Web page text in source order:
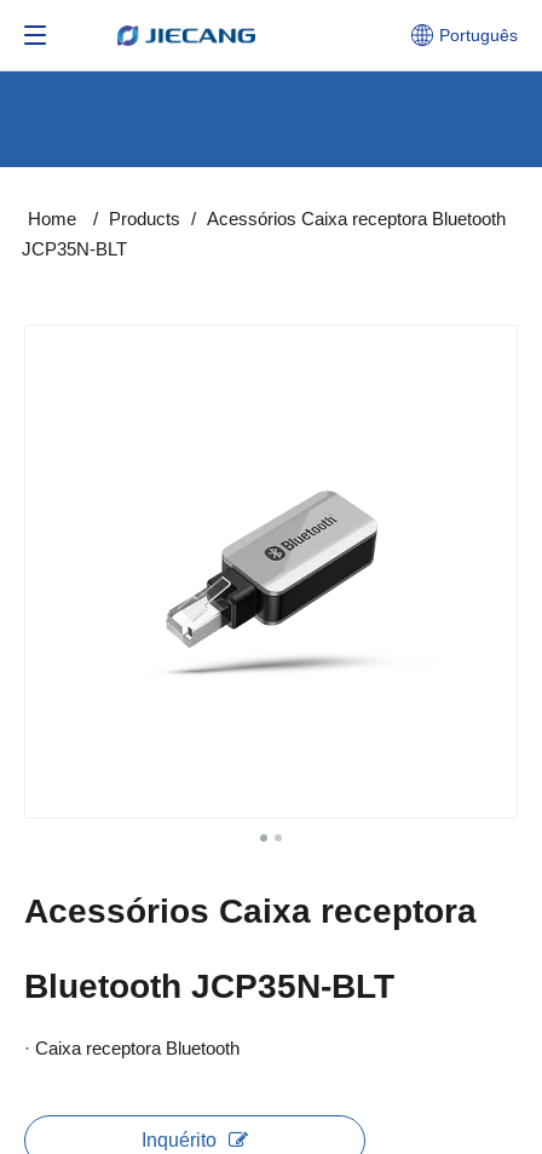
Português
Home / Products / Acessórios​​​​​​​ Caixa receptora Bluetooth
JCP35N-BLT
Acessórios​​​​​​​ Caixa receptora
Bluetooth JCP35N-BLT
· Caixa receptora Bluetooth
Inquérito